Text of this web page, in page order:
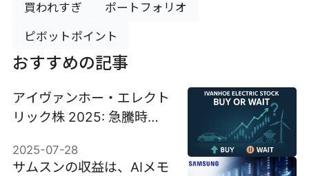
買われすぎ ポートフォリオ
ピボットポイント
おすすめの記事
アイヴァンホー・エレクト
リック株 2025: 急騰時に
2025-07-28
サムスンの収益は、AIメモ